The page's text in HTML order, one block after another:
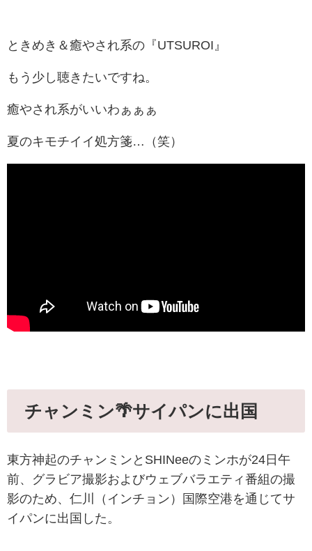
ときめき＆癒やされ系の『UTSUROI』
もう少し聴きたいですね。
癒やされ系がいいわぁぁぁ
夏のキモチイイ処方箋…（笑）
チャンミン🌴サイパンに出国
東方神起のチャンミンとSHINeeのミンホが24日午
前、グラビア撮影およびウェブバラエティ番組の撮
影のため、仁川（インチョン）国際空港を通じてサ
イパンに出国した。